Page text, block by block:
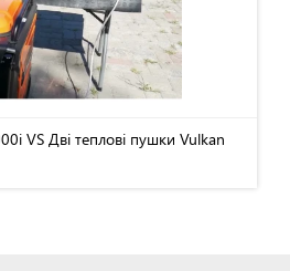
VS Дві теплові пушки Vulkan